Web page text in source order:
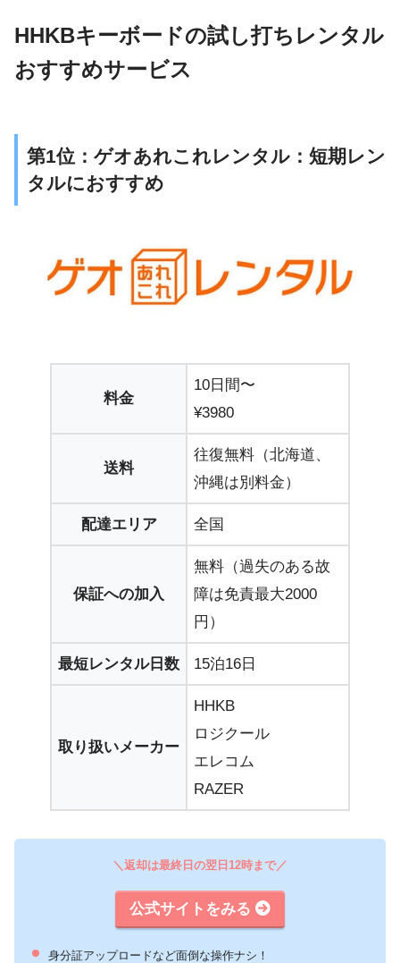
HHKBキーボードの試し打ちレンタル
おすすめサービス
第1位：ゲオあれこれレンタル：短期レン
タルにおすすめ
料金
10日間〜
¥3980
送料
往復無料（北海道、
沖縄は別料金）
配達エリア 全国
保証への加入
無料（過失のある故
障は免責最大2000
円）
最短レンタル日数 15泊16日
取り扱いメーカー
HHKB
ロジクール
エレコム
RAZER
＼返却は最終日の翌日12時まで／
公式サイトをみる
身分証アップロードなど面倒な操作ナシ！